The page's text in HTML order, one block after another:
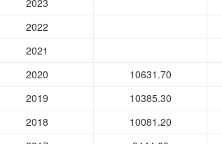
2023
2022
2021
2020 10631.70
2019 10385.30
2018 10081.20